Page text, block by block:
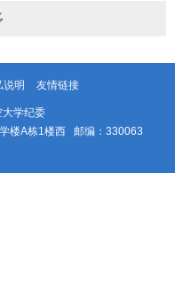
展第十五个五年规划的
说明 友情链接
大学纪委
楼A栋1楼西 邮编：330063